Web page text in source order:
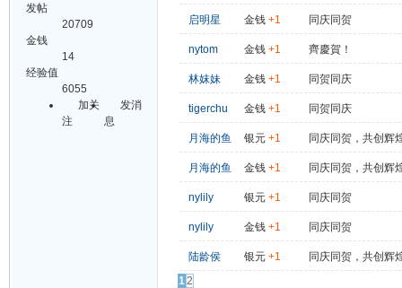
发帖
20709
金钱
14
经验值
6055
加关
注
发消
息
启明星 金钱 +1 同庆同贺
nytom 金钱 +1 齊慶賀！
林妺妹 金钱 +1 同贺同庆
tigerchu 金钱 +1 同贺同庆
月海的鱼 银元 +1 同庆同贺，共创辉
月海的鱼 金钱 +1 同庆同贺，共创辉
nylily 银元 +1 同庆同贺
nylily 金钱 +1 同庆同贺
陆龄侯 银元 +1
同庆同贺，共创辉
12